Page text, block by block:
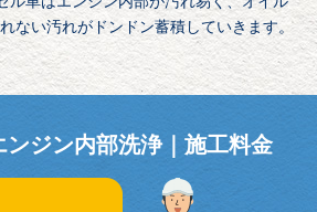
ない汚れがドンドン蓄積していきます。
ンジン内部洗浄｜施工料金